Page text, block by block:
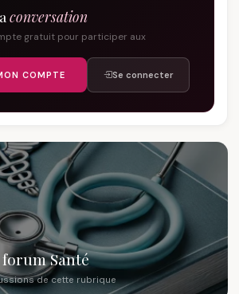
conversation
gratuit pour participer aux
COMPTE Se connecter
Santé
de cette rubrique